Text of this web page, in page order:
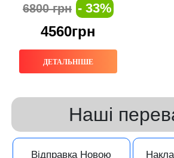
6800 грн - 33%
4560грн
ДЕТАЛЬНІШЕ
Наші
Відправка Новою